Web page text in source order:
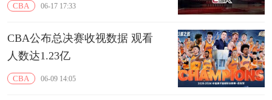
CBA 06-17 17:33
CBA公布总决赛收视数据 观看
人数达1.23亿
CBA 06-09 14:05